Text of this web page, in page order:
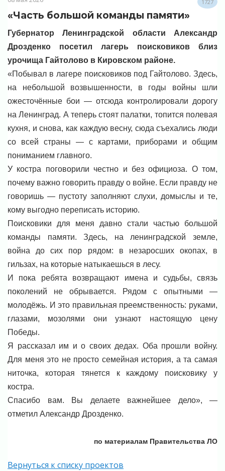
1727
«Часть большой команды памяти»
Губернатор Ленинградской области Александр
Дрозденко посетил лагерь поисковиков близ
урочища Гайтолово в Кировском районе.
«Побывал в лагере поисковиков под Гайтолово. Здесь,
на небольшой возвышенности, в годы войны шли
ожесточённые бои — отсюда контролировали дорогу
на Ленинград. А теперь стоят палатки, топится полевая
кухня, и снова, как каждую весну, сюда съехались люди
со всей страны — с картами, приборами и общим
пониманием главного.
У костра поговорили честно и без официоза. О том,
почему важно говорить правду о войне. Если правду не
говоришь — пустоту заполняют слухи, домыслы и те,
кому выгодно переписать историю.
Поисковики для меня давно стали частью большой
команды памяти. Здесь, на ленинградской земле,
война до сих пор рядом: в незаросших окопах, в
гильзах, на которые натыкаешься в лесу.
И пока ребята возвращают имена и судьбы, связь
поколений не обрывается. Рядом с опытными —
молодёжь. И это правильная преемственность: руками,
глазами, мозолями они узнают настоящую цену
Победы.
Я рассказал им и о своих дедах. Оба прошли войну.
Для меня это не просто семейная история, а та самая
ниточка, которая тянется к каждому поисковику у
костра.
Спасибо вам. Вы делаете важнейшее дело», —
отметил Александр Дрозденко.
по материалам Правительства ЛО
Вернуться к списку проектов